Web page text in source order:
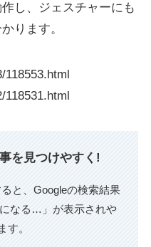
し、ジェスチャーにも
ります。
を見つけやすく!
と、Googleの検索結果
なる…」が表示されや
す。